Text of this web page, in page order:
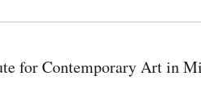
for Contemporary Art in